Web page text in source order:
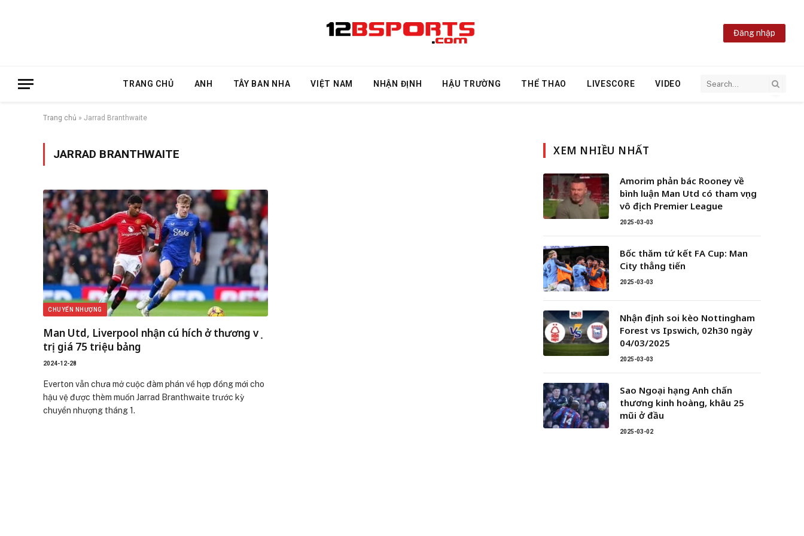
Đăng nhập
TRANG CHỦ ANH TÂY BAN NHA VIỆT NAM NHẬN ĐỊNH HẬU TRƯỜNG THỂ THAO LIVESCORE VIDEO
Trang chủ » Jarrad Branthwaite
JARRAD BRANTHWAITE
CHUYỂN NHƯỢNG
Man Utd, Liverpool nhận cú hích ở thương vụ
trị giá 75 triệu bảng
2024-12-28
Everton vẫn chưa mở cuộc đàm phán về hợp đồng mới cho
hậu vệ được thèm muốn Jarrad Branthwaite trước kỳ
chuyển nhượng tháng 1.
XEM NHIỀU NHẤT
Amorim phản bác Rooney về
bình luận Man Utd có tham vọng
vô địch Premier League
2025-03-03
Bốc thăm tứ kết FA Cup: Man
City thẳng tiến
2025-03-03
Nhận định soi kèo Nottingham
Forest vs Ipswich, 02h30 ngày
04/03/2025
2025-03-03
Sao Ngoại hạng Anh chấn
thương kinh hoàng, khâu 25
mũi ở đầu
2025-03-02